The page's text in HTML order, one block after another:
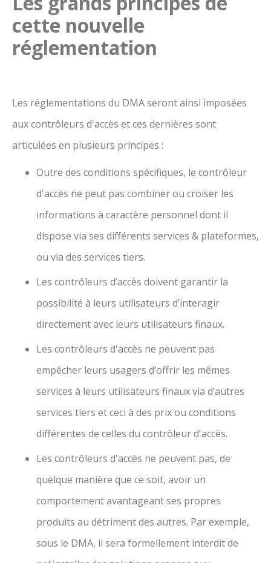
cette nouvelle
réglementation
Les réglementations du DMA seront ainsi imposées
aux contrôleurs d'accès et ces dernières sont
articulées en plusieurs principes :
Outre des conditions spécifiques, le contrôleur
d'accès ne peut pas combiner ou croiser les
informations à caractère personnel dont il
dispose via ses différents services & plateformes,
ou via des services tiers.
Les contrôleurs d’accès doivent garantir la
possibilité à leurs utilisateurs d’interagir
directement avec leurs utilisateurs finaux.
Les contrôleurs d'accès ne peuvent pas
empêcher leurs usagers d’offrir les mêmes
services à leurs utilisateurs finaux via d’autres
services tiers et ceci à des prix ou conditions
différentes de celles du contrôleur d'accès.
Les contrôleurs d'accès ne peuvent pas, de
quelque manière que ce soit, avoir un
comportement avantageant ses propres
produits au détriment des autres. Par exemple,
sous le DMA, il sera formellement interdit de